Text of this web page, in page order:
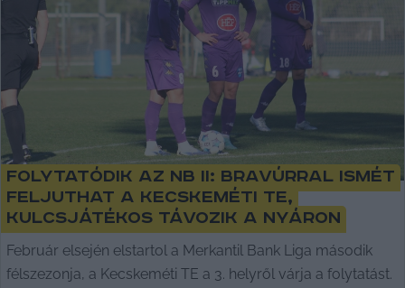
Folytatódik az NB II: Bravúrral ismét
feljuthat a Kecskeméti TE,
kulcsjátékos távozik a nyáron
Február elsején elstartol a Merkantil Bank Liga második
félszezonja, a Kecskeméti TE a 3. helyről várja a folytatást.